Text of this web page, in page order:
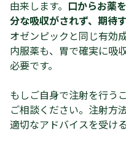
由来します。 口からお薬
分な吸収がされず、期待
オゼンピックと同じ有効
内服薬も、胃で確実に吸
必要です。
もしご自身で注射を行う
ご相談ください。注射方
適切なアドバイスを受け